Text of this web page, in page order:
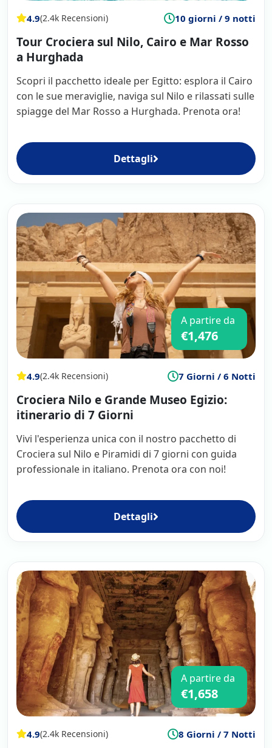
4.9(2.4k Recensioni) 10 giorni / 9 notti
Tour Crociera sul Nilo, Cairo e Mar Rosso
a Hurghada
Scopri il pacchetto ideale per Egitto: esplora il Cairo
con le sue meraviglie, naviga sul Nilo e rilassati sulle
spiagge del Mar Rosso a Hurghada. Prenota ora!
Dettagli
A partire da
€1,476
4.9(2.4k Recensioni) 7 Giorni / 6 Notti
Crociera Nilo e Grande Museo Egizio:
itinerario di 7 Giorni
Vivi l'esperienza unica con il nostro pacchetto di
Crociera sul Nilo e Piramidi di 7 giorni con guida
professionale in italiano. Prenota ora con noi!
Dettagli
A partire da
€1,658
4.9(2.4k Recensioni) 8 Giorni / 7 Notti